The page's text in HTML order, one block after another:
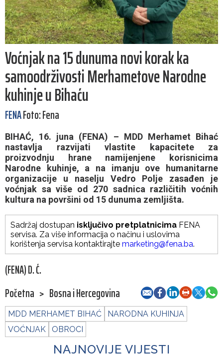
Voćnjak na 15 dunuma novi korak ka
samoodrživosti Merhametove Narodne
kuhinje u Bihaću
FENAFoto: Fena
BIHAĆ, 16. juna (FENA) – MDD Merhamet Bihać
nastavlja razvijati vlastite kapacitete za
proizvodnju hrane namijenjene korisnicima
Narodne kuhinje, a na imanju ove humanitarne
organizacije u naselju Vedro Polje zasađen je
voćnjak sa više od 270 sadnica različitih voćnih
kultura na površini od 15 dunuma zemljišta.
Sadržaj dostupan isključivo pretplatnicima FENA
servisa. Za više informacija o načinu i uslovima
korištenja servisa kontaktirajte marketing@fena.ba.
(FENA) D. Ć.
Početna > Bosna i Hercegovina
MDD MERHAMET BIHAĆ
NARODNA KUHINJA
VOĆNJAK
OBROCI
NAJNOVIJE VIJESTI